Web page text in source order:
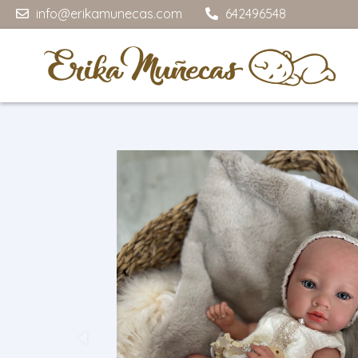
info@erikamunecas.com 642496548